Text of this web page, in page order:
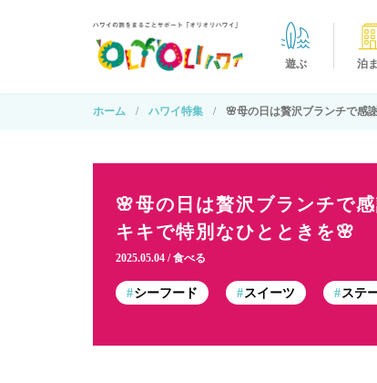
遊ぶ 泊
ホーム ハワイ特集 🌸母の日は贅沢ブランチで感
🌸母の日は贅沢ブランチで
キキで特別なひとときを🌸
2025.05.04 食べる
シーフード スイーツ ステ